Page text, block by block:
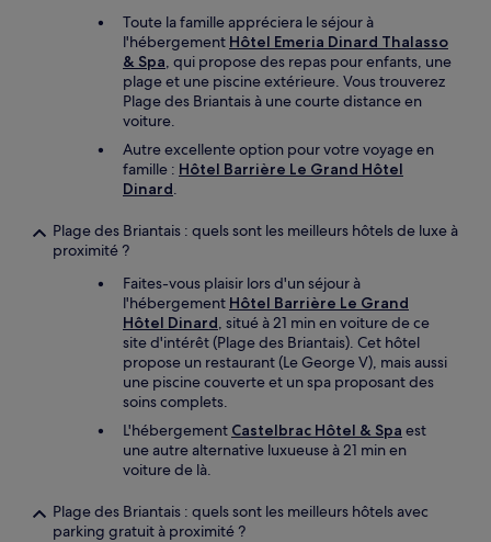
Toute la famille appréciera le séjour à
l'hébergement Hôtel Emeria Dinard Thalasso
& Spa, qui propose des repas pour enfants, une
plage et une piscine extérieure. Vous trouverez
Plage des Briantais à une courte distance en
voiture.
Autre excellente option pour votre voyage en
famille : Hôtel Barrière Le Grand Hôtel
Dinard.
Plage des Briantais : quels sont les meilleurs hôtels de luxe à
proximité ?
Faites-vous plaisir lors d'un séjour à
l'hébergement Hôtel Barrière Le Grand
Hôtel Dinard, situé à 21 min en voiture de ce
site d'intérêt (Plage des Briantais). Cet hôtel
propose un restaurant (Le George V), mais aussi
une piscine couverte et un spa proposant des
soins complets.
L'hébergement Castelbrac Hôtel & Spa est
une autre alternative luxueuse à 21 min en
voiture de là.
Plage des Briantais : quels sont les meilleurs hôtels avec
parking gratuit à proximité ?